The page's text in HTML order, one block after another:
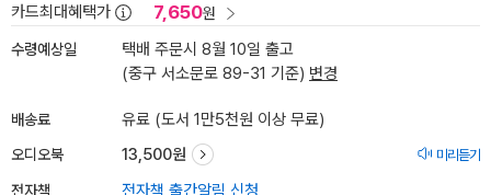
카드최대혜택가 7,650원
수령예상일
택배 주문시 8월 10일 출고
(중구 서소문로 89-31 기준) 변경
배송료 유료 (도서 1만5천원 이상 무료)
오디오북 13,500원 미리듣기
전자책 전자책 출간알림 신청